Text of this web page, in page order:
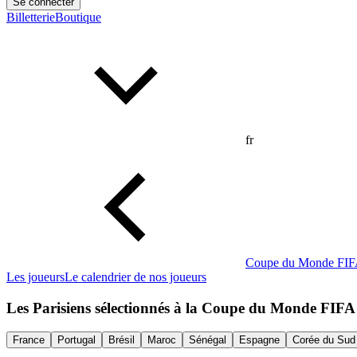
BilletterieBoutique
fr
Coupe du Monde
Les joueursLe calendrier de nos joueurs
Les Parisiens sélectionnés à la Coupe du Monde
France Portugal Brésil Maroc Sénégal Espagne Corée du Sud